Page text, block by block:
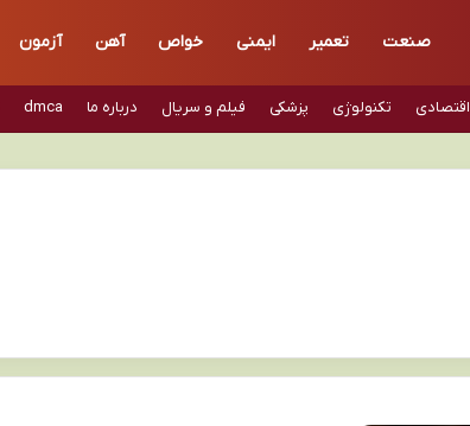
صنعت تعمیر ایمنی خواص آهن آزمون
اقتصادی تکنولوژی پزشکی فیلم و سریال درباره ما dmca